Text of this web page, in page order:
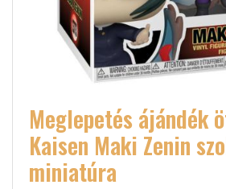
Meglepetés ájándék
Kaisen Maki Zenin
miniatúra